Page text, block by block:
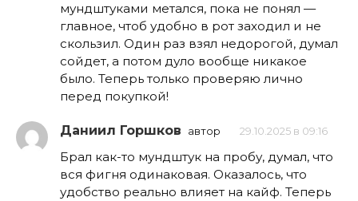
мундштуками метался, пока не понял —
главное, чтоб удобно в рот заходил и не
скользил. Один раз взял недорогой, думал
сойдет, а потом дуло вообще никакое
было. Теперь только проверяю лично
перед покупкой!
Даниил Горшков автор 29.10.2025 в 09:16
Брал как-то мундштук на пробу, думал, что
вся фигня одинаковая. Оказалось, что
удобство реально влияет на кайф. Теперь